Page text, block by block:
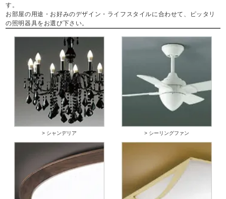
す。
お部屋の用途・お好みのデザイン・ライフスタイルに合わせて、ピッタリ
の照明器具をお選び下さい。
> シャンデリア > シーリングファン